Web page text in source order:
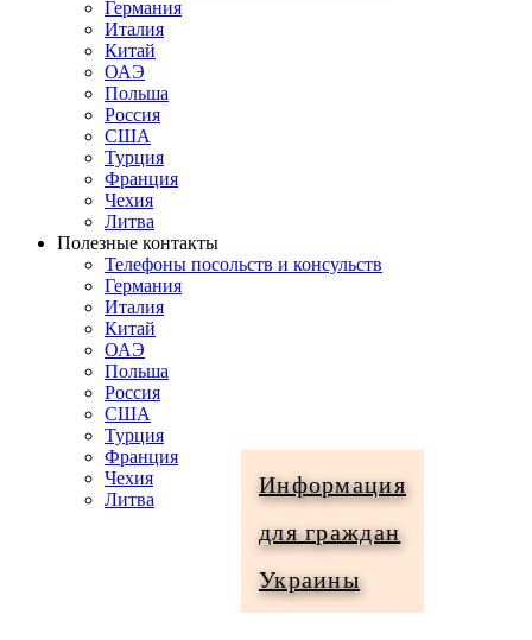
Германия
Италия
Китай
ОАЭ
Польша
Россия
США
Турция
Франция
Чехия
Литва
Полезные контакты
Телефоны посольств и консульств
Германия
Италия
Китай
ОАЭ
Польша
Россия
США
Турция
Франция
Чехия
Литва
Информация
для граждан
Украины